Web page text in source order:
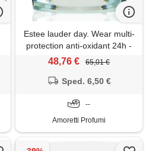
Estee lauder day. Wear multi-
protection anti-oxidant 24h -
spf15 dry skin 50 ml crema
protezione efficace. 24 ore di
48,76 € 65,01 €
Sped. 6,50 €
--
Amoretti Profumi